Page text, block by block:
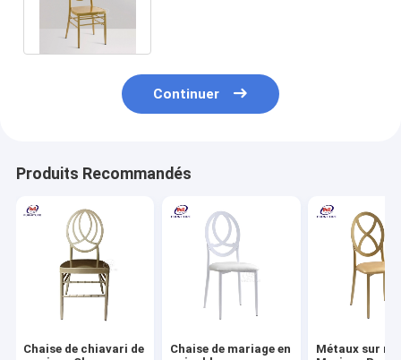
Continuer
Produits Recommandés
Chaise de chiavari de
Chaise de mariage en
Métaux sur